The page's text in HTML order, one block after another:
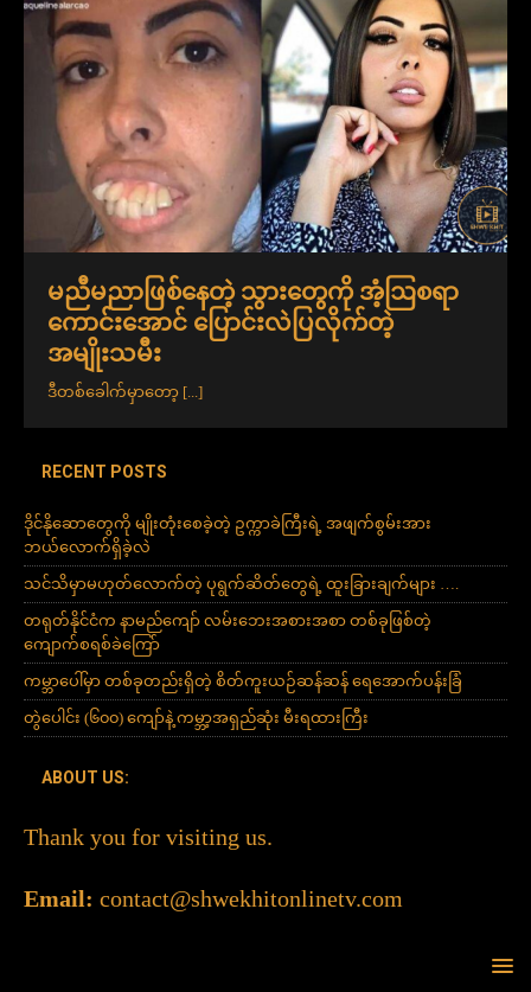
မညီမညာဖြစ်နေတဲ့ သွားတွေကို အံ့ဩစရာ
ကောင်းအောင် ပြောင်းလဲပြလိုက်တဲ့
အမျိုးသမီး
ဒီတစ်ခေါက်မှာတော့ [...]
RECENT POSTS
ဒိုင်နိုဆောတွေကို မျိုးတုံးစေခဲ့တဲ့ ဥက္ကာခဲကြီးရဲ့ အဖျက်စွမ်းအား
ဘယ်လောက်ရှိခဲ့လဲ
သင်သိမှာမဟုတ်လောက်တဲ့ ပုရွက်ဆိတ်တွေရဲ့ ထူးခြားချက်များ ….
တရုတ်နိုင်ငံက နာမည်ကျော် လမ်းဘေးအစားအစာ တစ်ခုဖြစ်တဲ့
ကျောက်စရစ်ခဲကြော်
ကမ္ဘာပေါ်မှာ တစ်ခုတည်းရှိတဲ့ စိတ်ကူးယဉ်ဆန်ဆန် ရေအောက်ပန်းခြံ
တွဲပေါင်း (၆၀၀) ကျော်နဲ့ ကမ္ဘာ့အရှည်ဆုံး မီးရထားကြီး
ABOUT US:
Thank you for visiting us.
Email: contact@shwekhitonlinetv.com